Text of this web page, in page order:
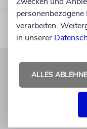
verarbeiten.
in unserer
ALLES